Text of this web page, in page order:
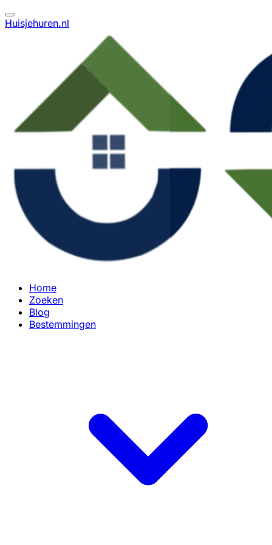
Huisjehuren.nl
Home
Zoeken
Blog
Bestemmingen